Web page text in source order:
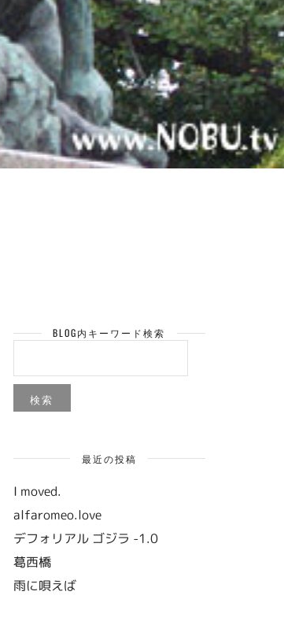
BLOG内キーワード検索
最近の投稿
I moved.
alfaromeo.love
デフォリアル ゴジラ -1.0
葛西橋
雨に唄えば